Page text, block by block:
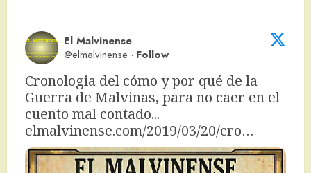
El Malvinense
@elmalvinense · Follow
Cronologia del cómo y por qué de la
Guerra de Malvinas, para no caer en el
elmalvinense.com/2019/03/20/cro…